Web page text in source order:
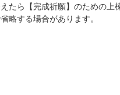
たら【完成祈願】のための上
略する場合があります。